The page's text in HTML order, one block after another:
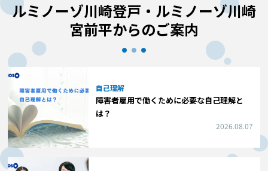
ルミノーゾ川崎登戸・ルミノーゾ川崎
宮前平からのご案内
自己理解
障害者雇用で働くために必要な自己理解と
は？
2026.08.07